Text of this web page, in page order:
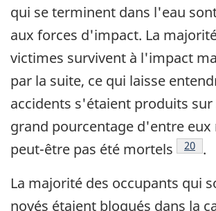
qui se terminent dans l'eau
aux forces d'impact. La
victimes survivent à l'impact
par la suite, ce qui laisse
accidents s'étaient produits sur
grand pourcentage d'entre
peut-être pas été mortels
Note
20 .
La majorité des occupants qui
noyés étaient bloqués dans la